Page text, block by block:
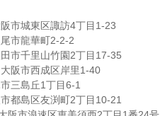
市城東区諏訪4丁目1-23
市龍華町2-2-2
市千里山竹園2丁目17-35
阪市西成区岸里1-40
三島丘1丁目6-1
都島区友渕町2丁目10-21